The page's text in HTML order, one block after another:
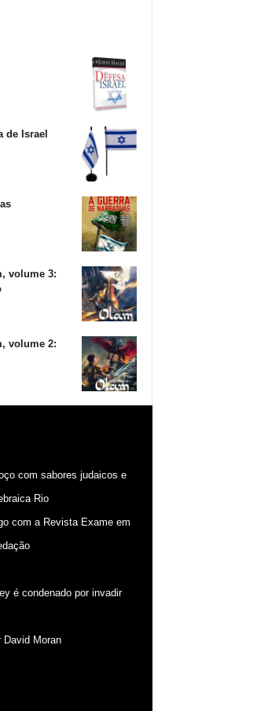
de Israel
volume 3:
volume 2:
com sabores judaicos e
Rio
com a Revista Exame em
é condenado por invadir
David Moran